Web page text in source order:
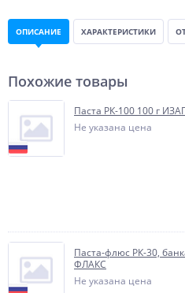
ОПИСАНИЕ ХАРАКТЕРИСТИКИ
Похожие товары
Паста РК-100 100 г
Не указана цена
Паста-флюс РК-30,
ФЛАКС
Не указана цена